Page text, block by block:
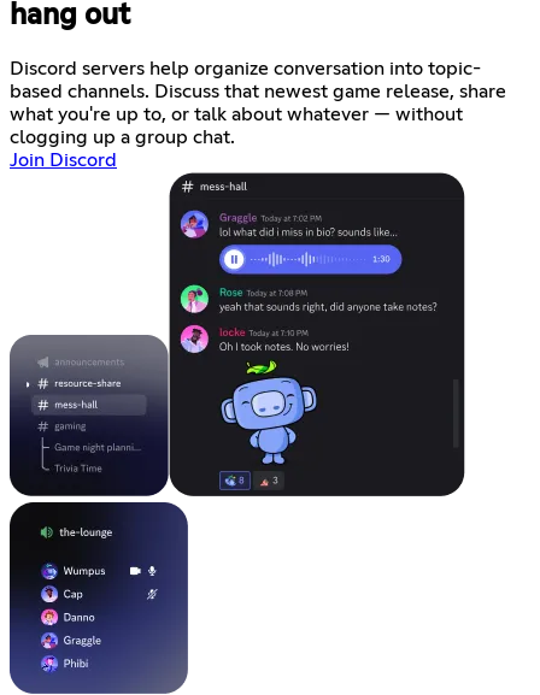
hang out
Discord servers help organize conversation into topic-
based channels. Discuss that newest game release, share
what you're up to, or talk about whatever — without
clogging up a group chat.
Join Discord